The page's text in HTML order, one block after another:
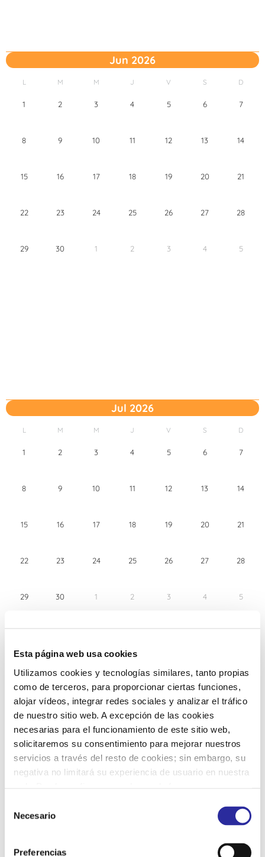
Esta página web usa cookies
Utilizamos cookies y tecnologías similares, tanto propias
como de terceros, para proporcionar ciertas funciones,
alojar vídeos, integrar redes sociales y analizar el tráfico
de nuestro sitio web. A excepción de las cookies
necesarias para el funcionamiento de este sitio web,
solicitaremos su consentimiento para mejorar nuestros
servicios a través del resto de cookies; sin embargo, su
negativa no limitará su experiencia de usuario en nuestra
más información, puede consultar nuestra
Política de
Necesario
Preferencias
Jun 2026
L M M J V S D
1 2 3 4 5 6 7
8 9 10 11 12 13 14
15 16 17 18 19 20 21
22 23 24 25 26 27 28
29 30 1 2 3 4 5
Jul 2026
L M M J V S D
1 2 3 4 5 6 7
8 9 10 11 12 13 14
15 16 17 18 19 20 21
22 23 24 25 26 27 28
29 30 1 2 3 4 5
Ago 2026
L M M J V D